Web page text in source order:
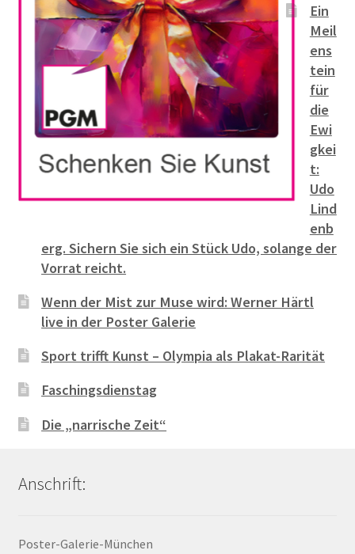
Ein
Meil
ens
tein
für
die
Ewi
gkei
t:
Udo
Lind
enb
erg. Sichern Sie sich ein Stück Udo, solange der
Vorrat reicht.
Wenn der Mist zur Muse wird: Werner Härtl
live in der Poster Galerie
Sport trifft Kunst – Olympia als Plakat-Rarität
Faschingsdienstag
Die „narrische Zeit“
Anschrift:
Poster-Galerie-München